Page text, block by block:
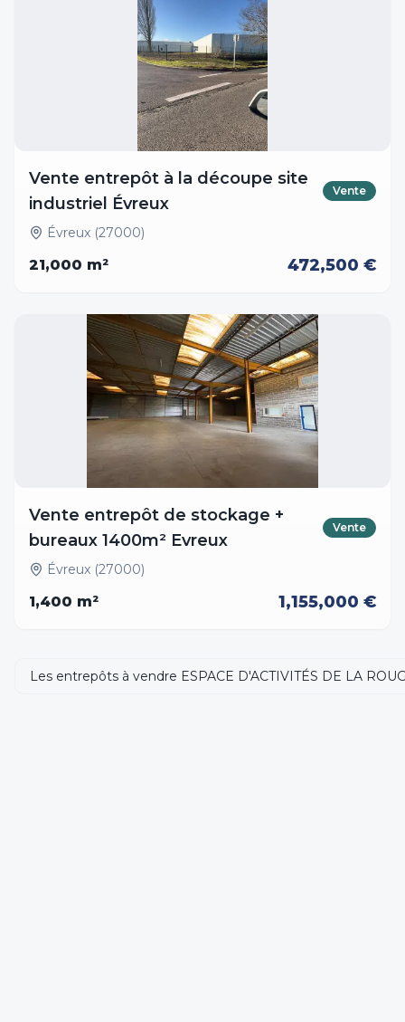
Vente entrepôt à la découpe site
industriel Évreux
Vente
Évreux (27000)
21,000 m² 472,500 €
Vente entrepôt de stockage +
bureaux 1400m² Evreux
Vente
Évreux (27000)
1,400 m² 1,155,000 €
Les entrepôts à vendre ESPACE D'ACTIVITÉS DE LA